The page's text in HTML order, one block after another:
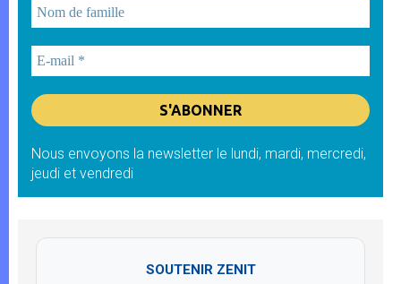
Nous envoyons la newsletter le lundi, mardi, mercredi,
jeudi et vendredi
SOUTENIR ZENIT